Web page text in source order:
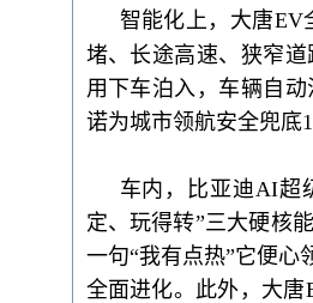
智能化 上 ，大唐EV
堵、长途高速、狭窄
用下车泊入，车辆自
诺为城市领航安全兜底
车内，比亚迪 AI超
定、玩得转”三大硬核能
一句“我有点热”它便心
全面进化。 此外， 大唐